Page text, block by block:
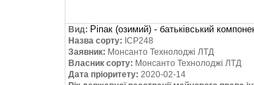
Вид: Ріпак (озимий) - батьківський
Назва сорту: ІСР248
Заявник: Монсанто Технолоджі ЛТД
Власник сорту: Монсанто Технолоджі ЛТД
Дата пріоритету: 2020-02-14